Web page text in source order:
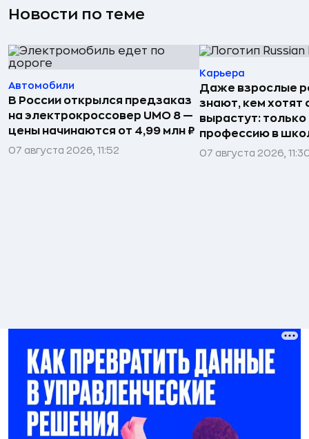
Новости по теме
Автомобили
В России открылся предзаказ
на электрокроссовер UMO 8 —
цены начинаются от 4,99 млн ₽
07 августа 2026, 11:52
Карьера
Даже взрослые
знают, кем хотят
вырастут:
профессию в
07 августа 2026,